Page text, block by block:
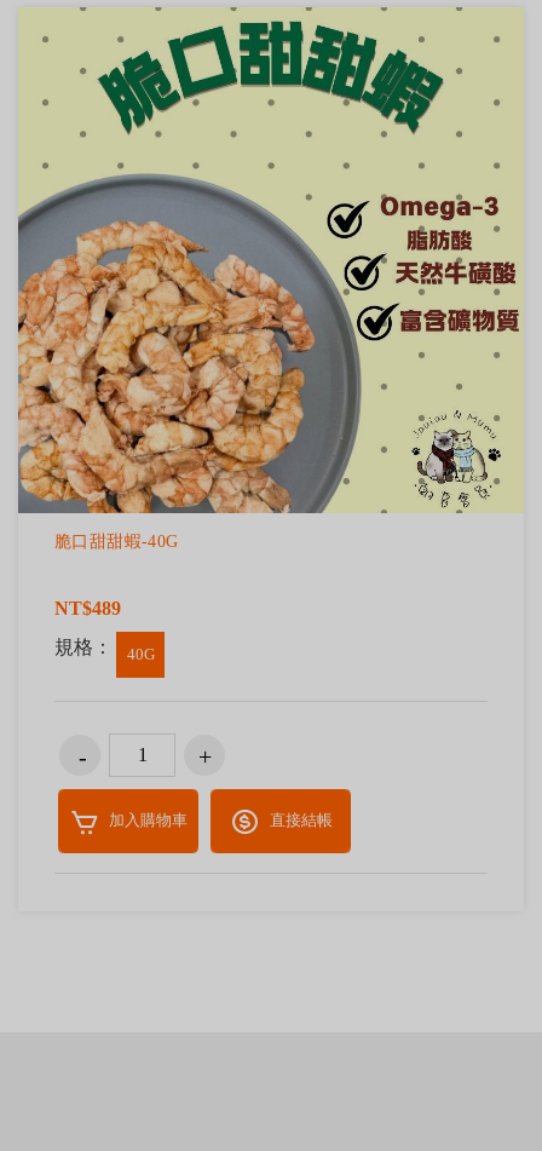
脆口甜甜蝦-40G
NT$489
規格：
40G
加入購物車 直接結帳